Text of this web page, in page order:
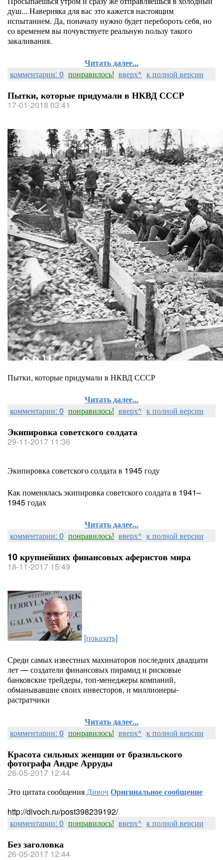
душ... Наверняка для вас это кажется настоящим
испытанием. Да, поначалу нужно будет перебороть себя, но
со временем вы почувствуете реальную пользу такого
закаливания.
Читать далее...
комментарии: 0 понравилось! вверх^ к полной версии
Пытки, которые придумали в НКВД СССР
17-01-2018 03:41
Пытки, которые придумали в НКВД СССР
Читать далее...
комментарии: 0 понравилось! вверх^ к полной версии
Экипировка советского солдата
29-11-2017 11:36
Экипировка советского солдата в 1945 году
Как поменялась экипировка советского солдата в 1941–
1945 годах
Читать далее...
комментарии: 0 понравилось! вверх^ к полной версии
10 крупнейших финансовых аферистов мира
18-11-2017 15:49
[показать]
Среди самых известных махинаторов последних двадцати
лет — создатели финансовых пирамид и рисковые
банковские трейдеры, топ-менеджеры компаний,
обманывавшие своих инвесторов, и миллионеры-
растратчики
Читать далее...
комментарии: 0 понравилось! вверх^ к полной версии
Красота сильных женщин от бразильского
фотографа Андре Арруды
26-05-2017 12:44
Это цитата сообщенияДивочОригинальное сообщение
http://divoch.ru/post398239192/
комментарии: 0 понравилось! вверх^ к полной версии
Без заголовка
26-05-2017 12:44